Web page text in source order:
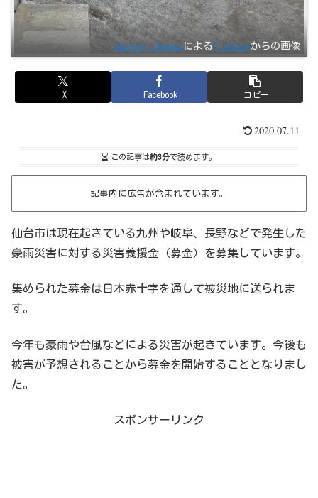
Joseph thomas による Pixabayからの画像
X Facebook コピー
2020.07.11
この記事は約3分で読めます。
記事内に広告が含まれています。
仙台市は現在起きている九州や岐阜、長野などで発生した
豪雨災害に対する災害義援金（募金）を募集しています。
集められた募金は日本赤十字を通して被災地に送られま
す。
今年も豪雨や台風などによる災害が起きています。今後も
被害が予想されることから募金を開始することとなりまし
た。
スポンサーリンク